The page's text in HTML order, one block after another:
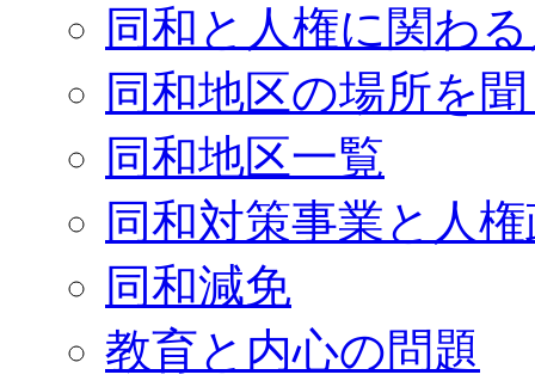
同和と人権に関わ
同和地区の場所を
同和地区一覧
同和対策事業と人
同和減免
教育と内心の問題